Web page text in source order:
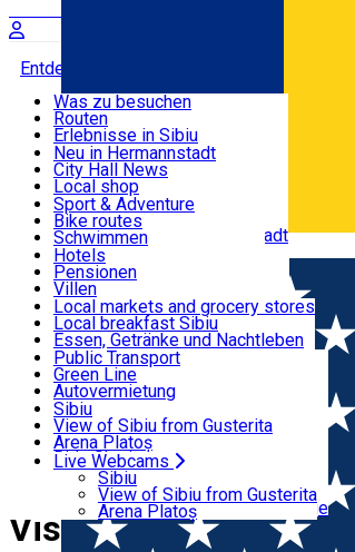
Română
Entdecke
Nützliche informationen
Aktivitäten & Abenteuer
Unterkunft
Essen, Getränke & Nachtleben
Transport & Parken
Live Webcams
Was zu besuchen
Routen
Erlebnisse in Sibiu
Podcast
Kultur
Museen
Kirchen
Parks, Zoo
Im Umkreis von Hermannstadt
Neu in Hermannstadt
City Hall News
Local shop
Sibiu Handwerker
Sibiul Verde
Public services
Bildung
Wie komme ich nach Sibiu?
Touristeninfo
Reiseführer
Guided tours
Local publication
Schönheitssalon
Sport & Adventure
Bike routes
Schwimmen
Reiten
Fitnessstudio
Loc de joacă indoor
Loc de joacă outdoor
Ski
Eislaufen
Yoga
Hotels
Pensionen
Villen
Hostels
Motels
Camping
Zimmer zu vermieten
Wohnungen
Unterkunft außerhalb von Sibiu
Local markets and grocery stores
Local breakfast Sibiu
Essen, Getränke und Nachtleben
Pizza
Fast Food
Kaffeestube
Konditorei
Pub, Bar
Nachtclubs
Bäckerei
Public Transport
Green Line
Autovermietung
Fahrad verleih
Scooter rentals
Taxi
Ride Sharing
Park-Tickets
Parkplätze
Ladestationen für Elektrofahrzeuge
Sibiu
View of Sibiu from Gusterita
Arena Platoș
Live Webcams
Sibiu
View of Sibiu from Gusterita
Arena Platoș
Home Visit in Sibiu County
Visit in Sibiu County